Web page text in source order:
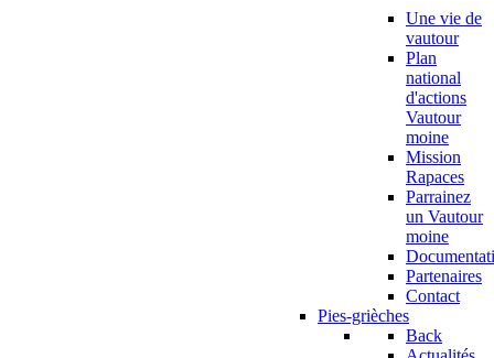
Une vie de
vautour
Plan
national
d'actions
Vautour
moine
Mission
Rapaces
Parrainez
un Vautour
moine
Partenaires
Contact
Pies-grièches
Back